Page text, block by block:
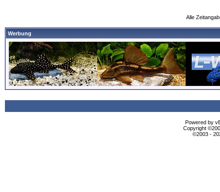
Alle
Werbung
Powered by
Copyright
©2003 -